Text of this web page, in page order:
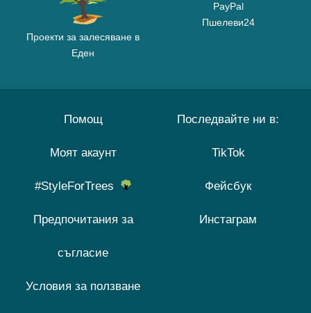
Проекти за залесяване в
Еден
PayPal
Пшелеви24
Помощ
Моят акаунт
#StyleForTrees
Предпочитания за
съгласие
Условия за ползване
Последвайте ни в:
TikTok
Фейсбук
Инстаграм